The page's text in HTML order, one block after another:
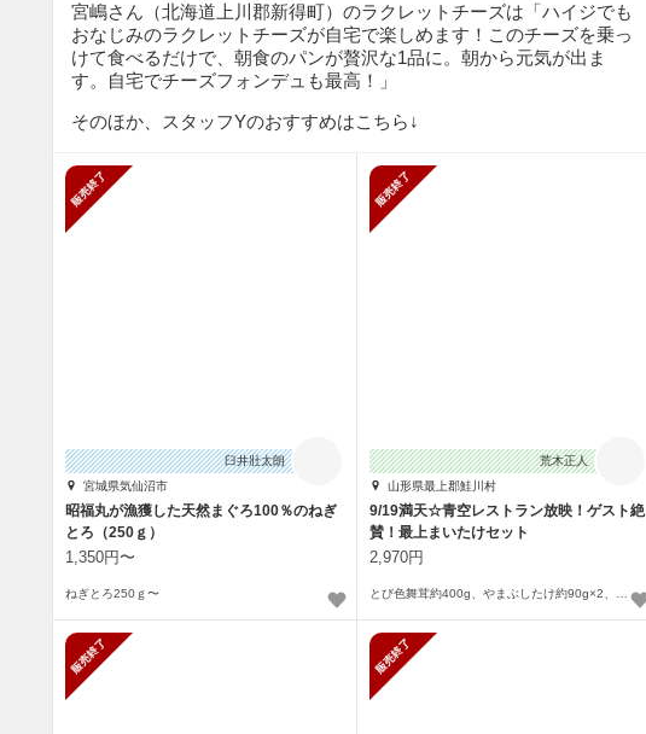
宮嶋さん（北海道上川郡新得町）のラクレットチーズは「ハイジでも
おなじみのラクレットチーズが自宅で楽しめます！このチーズを乗っ
けて食べるだけで、朝食のパンが贅沢な1品に。朝から元気が出ま
す。自宅でチーズフォンデュも最高！」
そのほか、スタッフYのおすすめはこちら↓
臼井壯太朗
宮城県気仙沼市
昭福丸が漁獲した天然まぐろ100％のねぎ
とろ（250ｇ）
1,350円〜
ねぎとろ250ｇ〜
荒木正人
山形県最上郡鮭川村
9/19満天☆青空レストラン放映！ゲスト絶
賛！最上まいたけセット
2,970円